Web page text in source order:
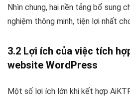
Nhìn chung, hai nền tảng bổ sung
nghiệm thông minh, tiện lợi nhất
3.2 Lợi ích của việc tích
website WordPress
Một số lợi ích lớn khi kết hợp